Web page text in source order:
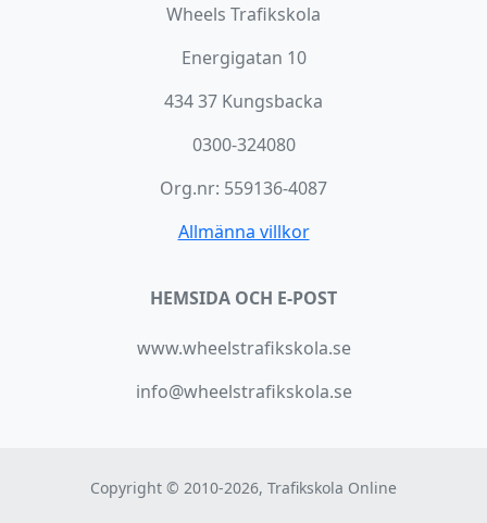
Wheels Trafikskola
Energigatan 10
434 37 Kungsbacka
0300-324080
Org.nr: 559136-4087
Allmänna villkor
HEMSIDA OCH E-POST
www.wheelstrafikskola.se
info@wheelstrafikskola.se
Copyright © 2010-2026, Trafikskola Online